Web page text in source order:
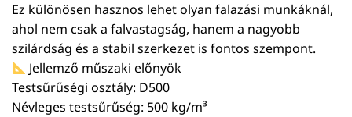
Ez különösen hasznos lehet olyan falazási munkáknál,
ahol nem csak a falvastagság, hanem a nagyobb
szilárdság és a stabil szerkezet is fontos szempont.
Jellemző műszaki előnyök
Testsűrűségi osztály: D500
Névleges testsűrűség: 500 kg/m³